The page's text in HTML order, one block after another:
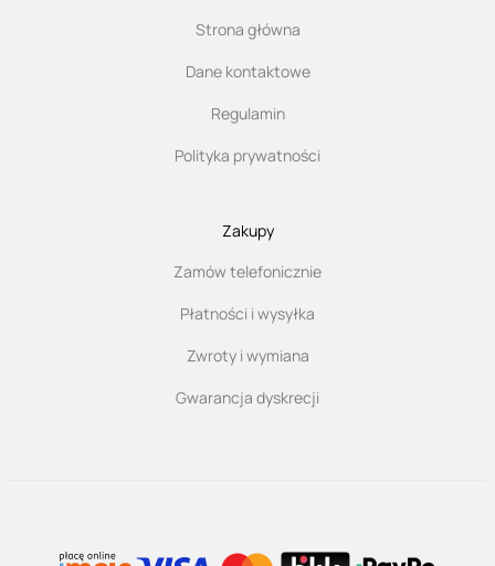
Strona główna
Dane kontaktowe
Regulamin
Polityka prywatności
Zakupy
Zamów telefonicznie
Płatności i wysyłka
Zwroty i wymiana
Gwarancja dyskrecji